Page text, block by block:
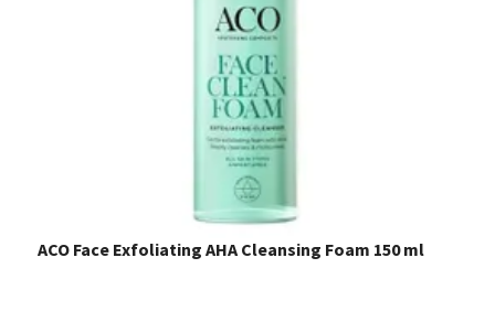
ACO Face Exfoliating AHA Cleansing Foam 150 ml